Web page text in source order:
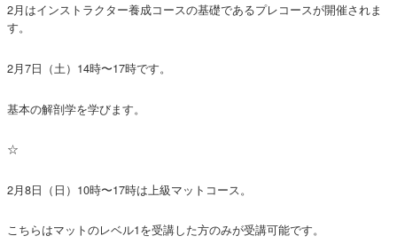
2月はインストラクター養成コースの基礎であるプレコースが開催されま
す。
2月7日（土）14時〜17時です。
基本の解剖学を学びます。
☆
2月8日（日）10時〜17時は上級マットコース。
こちらはマットのレベル1を受講した方のみが受講可能です。